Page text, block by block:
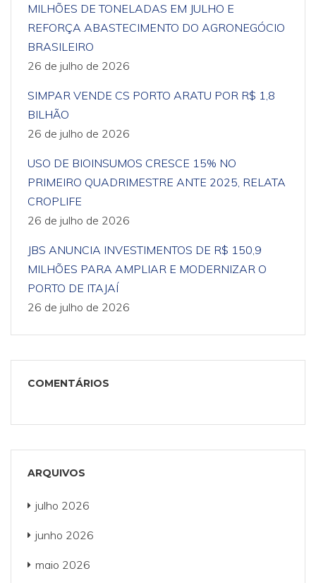
MILHÕES DE TONELADAS EM JULHO E
REFORÇA ABASTECIMENTO DO AGRONEGÓCIO
BRASILEIRO
26 de julho de 2026
SIMPAR VENDE CS PORTO ARATU POR R$ 1,8
BILHÃO
26 de julho de 2026
USO DE BIOINSUMOS CRESCE 15% NO
PRIMEIRO QUADRIMESTRE ANTE 2025, RELATA
CROPLIFE
26 de julho de 2026
JBS ANUNCIA INVESTIMENTOS DE R$ 150,9
MILHÕES PARA AMPLIAR E MODERNIZAR O
PORTO DE ITAJAÍ
26 de julho de 2026
COMENTÁRIOS
ARQUIVOS
julho 2026
junho 2026
maio 2026